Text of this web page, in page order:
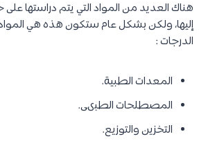
هناك العديد من المواد التي يتم دراستها
إليها، ولكن بشكل عام ستكون هذه هي
الدرجات :
المعدات الطبية.
المصطلحات الطبىى.
التخزين والتوزيع.